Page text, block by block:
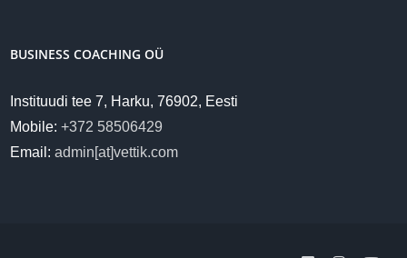
BUSINESS COACHING OÜ
Instituudi tee 7, Harku, 76902, Eesti
Mobile:+372 58506429
Email:admin[at]vettik.com